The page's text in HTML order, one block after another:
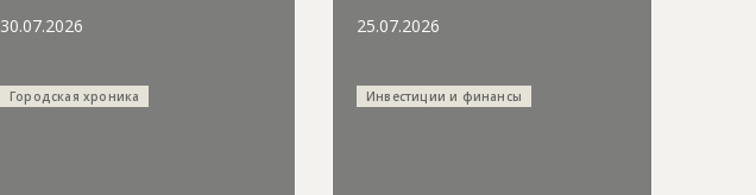
30.07.2026
Городская хроника
25.07.2026
Инвестиции и финансы